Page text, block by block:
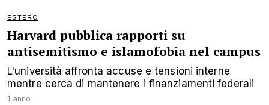
ESTERO
Harvard pubblica rapporti su
antisemitismo e islamofobia nel campus
L'università affronta accuse e tensioni interne
mentre cerca di mantenere i finanziamenti federali
1 anno